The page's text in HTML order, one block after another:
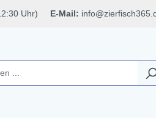
Uhr) E-Mail: